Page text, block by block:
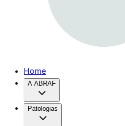
Home
A ABRAF
Patologias